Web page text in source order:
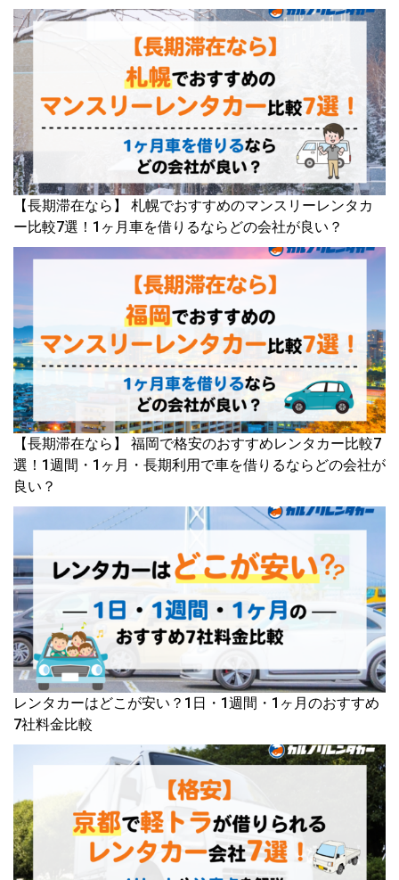
【長期滞在なら】 札幌でおすすめのマンスリーレンタカ
ー比較7選！1ヶ月車を借りるならどの会社が良い？
【長期滞在なら】 福岡で格安のおすすめレンタカー比較7
選！1週間・1ヶ月・長期利用で車を借りるならどの会社が
良い？
レンタカーはどこが安い？1日・1週間・1ヶ月のおすすめ
7社料金比較